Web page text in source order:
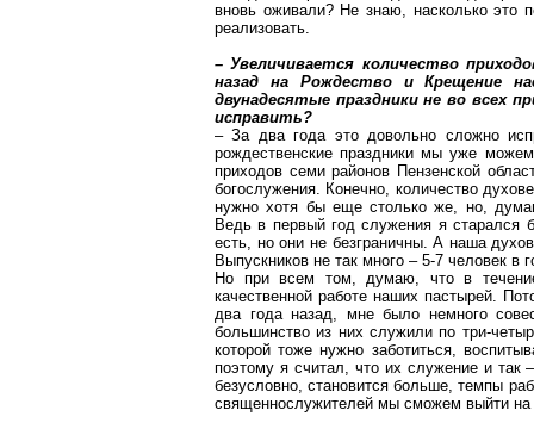
вновь оживали? Не знаю, насколько это
реализовать.
– Увеличивается количество
назад на Рождество и Крещение
двунадесятые праздники не во всех
исправить?
– За два года это довольно сложно
рождественские праздники мы уже
приходов семи районов Пензенской
богослужения. Конечно, количество
нужно хотя бы еще столько же, но,
Ведь в первый год служения я старался
есть, но они не безграничны. А наша
Выпускников не так много – 5-7 человек в
Но при всем том, думаю, что в
качественной работе наших пастырей.
два года назад, мне было немного
большинство из них служили по три-
которой тоже нужно заботиться,
поэтому я считал, что их служение и так
безусловно, становится больше, темпы
священнослужителей мы сможем выйти на